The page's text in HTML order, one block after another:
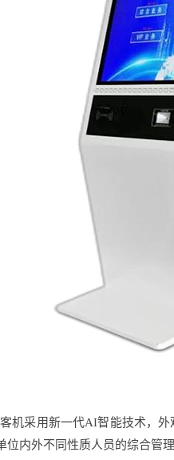
机采用新一代AI智能技术，
位内外不同性质人员的综合管